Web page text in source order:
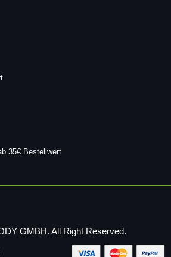
35€ Bestellwert
GMBH. All Right Reserved.